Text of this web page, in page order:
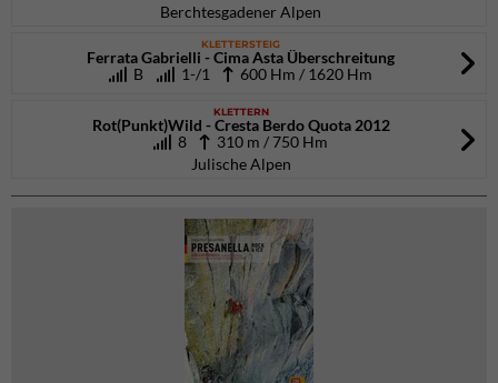
Berchtesgadener Alpen
KLETTERSTEIG
Ferrata Gabrielli - Cima Asta Überschreitung
B
1-/1 600 Hm / 1620 Hm
KLETTERN
Rot(Punkt)Wild - Cresta Berdo Quota 2012
8
310 m / 750 Hm
Julische Alpen